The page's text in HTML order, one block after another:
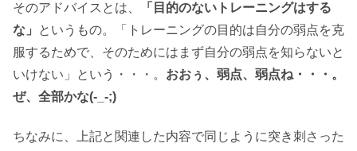
そのアドバイスとは、
「目的のないトレーニングはする
な」
というもの。「トレーニングの目的は自分の弱点を克
服するためで、そのためにはまず自分の弱点を知らないと
いけない」という・・・。 おおぅ、弱点、弱点ね・・・。
ぜ、全部かな(-_-;)
ちなみに、上記と関連した内容で同じように突き刺さった